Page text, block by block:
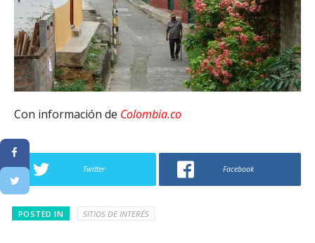
Con información de Colombia.co
Twitter Facebook
POSTED IN SITIOS DE INTERÉS